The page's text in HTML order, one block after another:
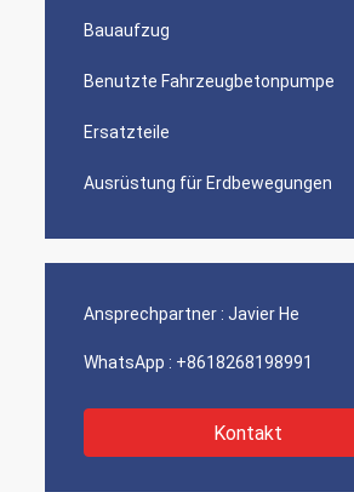
Bauaufzug
Benutzte Fahrzeugbetonpumpe
Ersatzteile
Ausrüstung für Erdbewegungen
Ansprechpartner : Javier He
WhatsApp : +8618268198991
Kontakt